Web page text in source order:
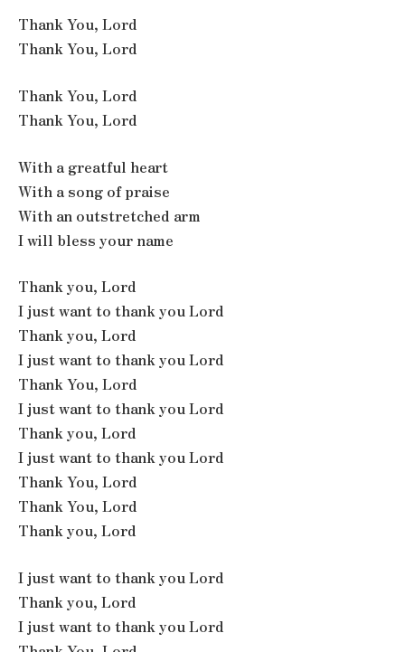
Thank You, Lord
Thank You, Lord
Thank You, Lord
Thank You, Lord
With a greatful heart
With a song of praise
With an outstretched arm
I will bless your name
Thank you, Lord
I just want to thank you Lord
Thank you, Lord
I just want to thank you Lord
Thank You, Lord
I just want to thank you Lord
Thank you, Lord
I just want to thank you Lord
Thank You, Lord
Thank You, Lord
Thank you, Lord
I just want to thank you Lord
Thank you, Lord
I just want to thank you Lord